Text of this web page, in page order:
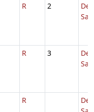
R 2
De
R 3
De
R
De